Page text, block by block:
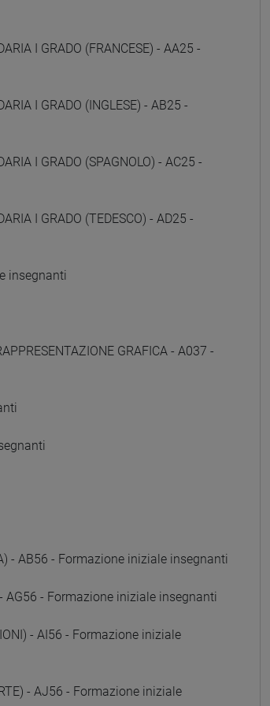
I GRADO (FRANCESE) - AA25 -
I GRADO (INGLESE) - AB25 -
I GRADO (SPAGNOLO) - AC25 -
I GRADO (TEDESCO) - AD25 -
insegnanti
GRAFICA - A037 -
- AB56 - Formazione iniziale insegnanti
- AG56 - Formazione iniziale insegnanti
- AI56 - Formazione iniziale
- AJ56 - Formazione iniziale